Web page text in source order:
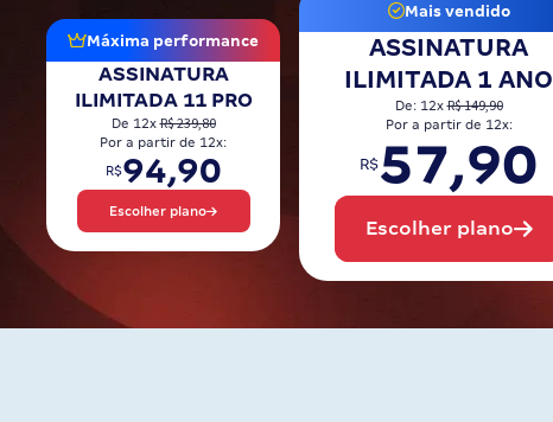
Máxima performance
ASSINATURA
ILIMITADA 11 PRO
De 12xR$ 239,80
Por a partir de 12x:
R$94,90
Escolher plano
Mais vendido
ASSINATURA
ILIMITADA 1 ANO
De: 12xR$ 149,90
Por a partir de 12x:
R$57,90
Escolher plano
Graduação
Questões grátis
Conteúdo gratuito